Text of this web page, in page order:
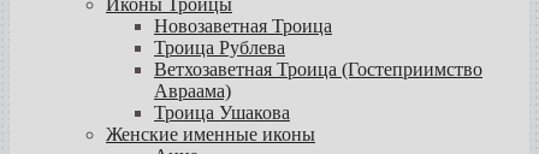
Новозаветная Троица
Троица Рублева
Ветхозаветная Троица (Гостеприимство
Авраама)
Троица Ушакова
Женские именные иконы